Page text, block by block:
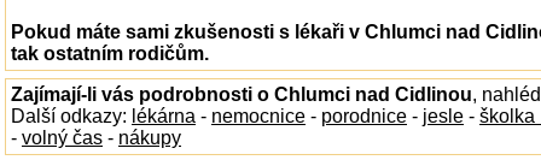
Pokud máte sami zkušenosti s lékaři v Chlumci nad
tak ostatním rodičům.
Zajímají-li vás podrobnosti o Chlumci nad Cidlinou,
Další odkazy: lékárna - nemocnice - porodnice - jesle - školka
- volný čas - nákupy